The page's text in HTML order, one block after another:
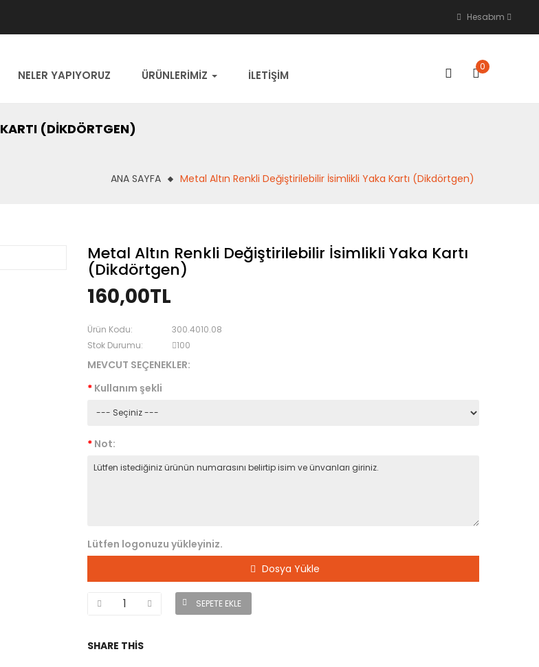
Hesabım
NELER YAPIYORUZ ÜRÜNLERİMİZ İLETİŞİM
0
KARTI (DIKDÖRTGEN)
ANA SAYFA Metal Altın Renkli Değiştirilebilir İsimlikli Yaka Kartı (Dikdörtgen)
Metal Altın Renkli Değiştirilebilir İsimlikli Yaka Kartı
(Dikdörtgen)
160,00TL
Ürün Kodu:
300.4010.08
Stok Durumu:
100
MEVCUT SEÇENEKLER:
Kullanım şekli
Not:
Lütfen logonuzu yükleyiniz.
Dosya Yükle
SHARE THIS